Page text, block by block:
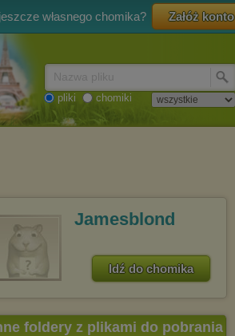
własnego chomika? Załóż konto
pliki chomiki
Jamesblond
Idź do chomika
foldery z plikami do pobrania